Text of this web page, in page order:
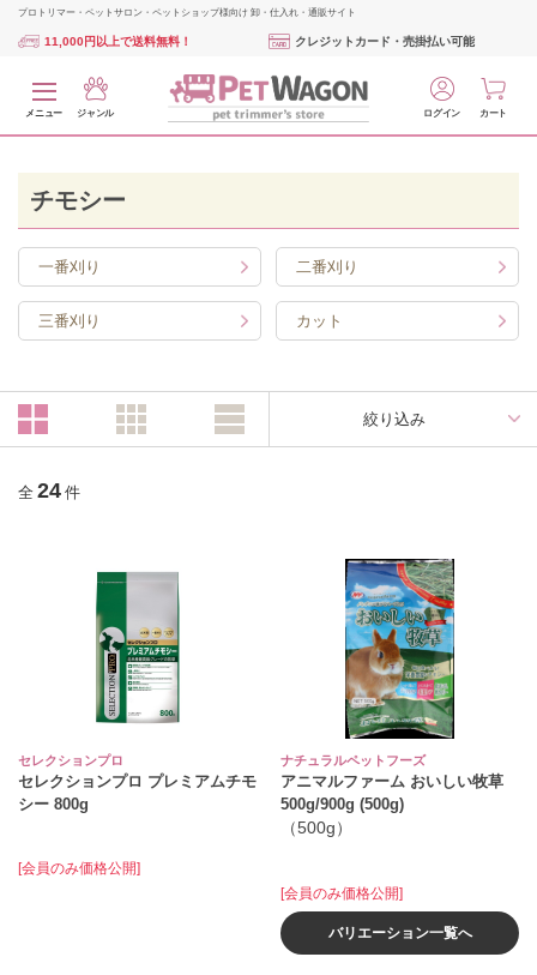
プロトリマー・ペットサロン・ペットショップ様向け 卸・仕入れ・通販サイト
11,000円以上で送料無料！ クレジットカード・売掛払い可能
メニュー ジャンル ログイン カート
チモシー
一番刈り 二番刈り
三番刈り カット
絞り込み
全 24 件
セレクションプロ
セレクションプロ プレミアムチモ
シー 800g
[会員のみ価格公開]
ナチュラルペットフーズ
アニマルファーム おいしい牧草
500g/900g (500g)
（500g）
[会員のみ価格公開]
バリエーション一覧へ